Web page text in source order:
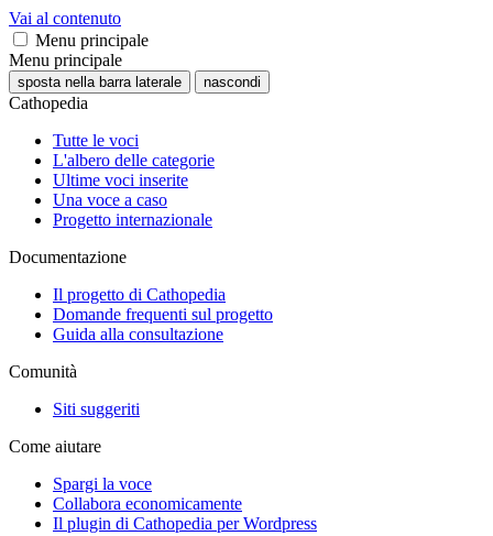
Vai al contenuto
Menu principale
Menu principale
sposta nella barra laterale nascondi
Cathopedia
Tutte le voci
L'albero delle categorie
Ultime voci inserite
Una voce a caso
Progetto internazionale
Documentazione
Il progetto di Cathopedia
Domande frequenti sul progetto
Guida alla consultazione
Comunità
Siti suggeriti
Come aiutare
Spargi la voce
Collabora economicamente
Il plugin di Cathopedia per Wordpress